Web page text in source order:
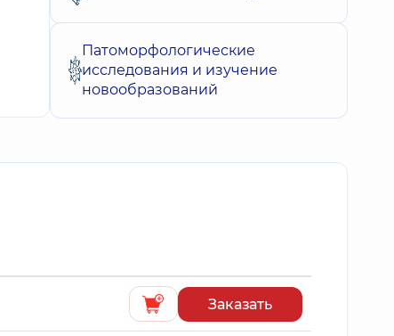
Патоморфологические
исследования и изучение
новообразований
Заказать